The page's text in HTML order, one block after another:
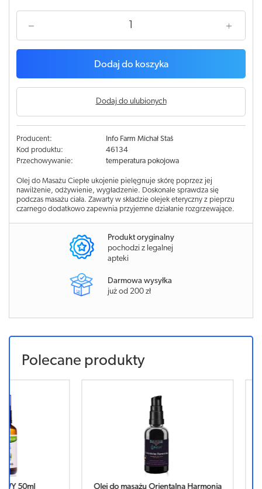
Dodaj do koszyka
Dodaj do ulubionych
Producent:
Info Farm Michał Staś
Kod produktu:
46134
Przechowywanie:
temperatura pokojowa
Olej do Masażu Ciepłe ukojenie pielęgnuje skórę poprzez jej
nawilżenie, odżywienie, wygładzenie. Doskonale sprawdza się
podczas masażu ciała. Zawarty w składzie olejek eteryczny z pieprzu
czarnego dodatkowo zapewnia przyjemne działanie rozgrzewające.
Produkt oryginalny
pochodzi z legalnej
apteki
Darmowa wysyłka
już od 200 zł
Polecane produkty
Olej do masażu Orientalna Harmonia